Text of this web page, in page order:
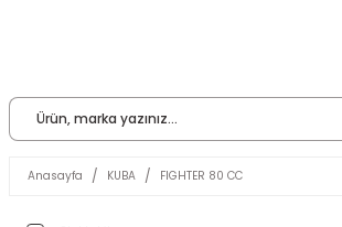
Anasayfa KUBA FIGHTER 80 CC